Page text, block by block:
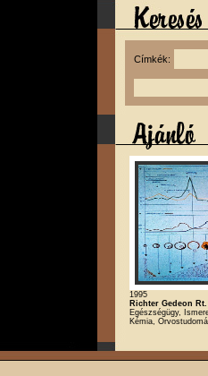
Címkék:
1995
Richter Gedeon Rt.
Egészségügy,
Kémia,